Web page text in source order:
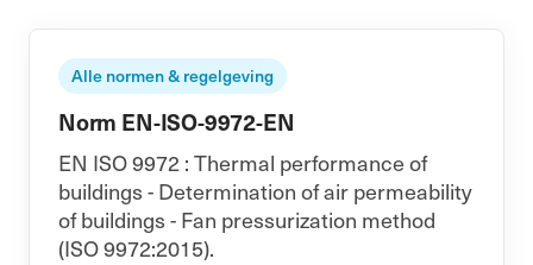
Alle normen & regelgeving
Norm EN-ISO-9972-EN
EN ISO 9972 : Thermal performance of
buildings - Determination of air permeability
of buildings - Fan pressurization method
(ISO 9972:2015).